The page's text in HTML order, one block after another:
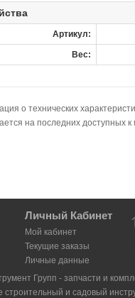
Артикул:
Вес:
о технических
на последних доступных
Личный Кабинет
Мой кабинет
Текущие заказы
Личные данные
Групп - запчасти и
строительный и садовый